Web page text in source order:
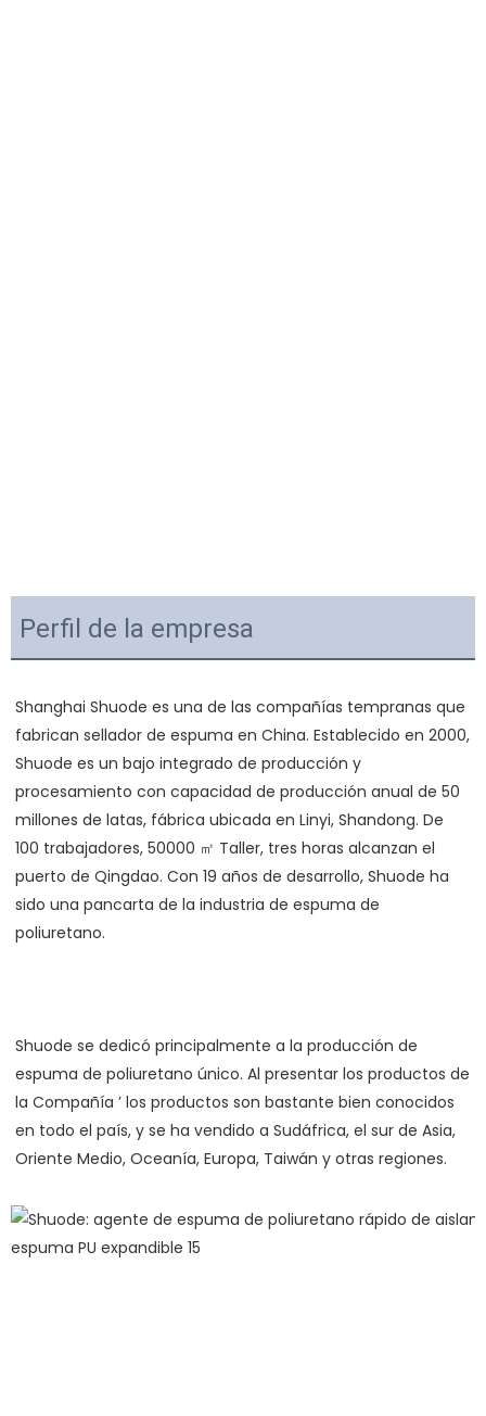
Perfil de la empresa
Shanghai Shuode es una de las compañías tempranas que
fabrican sellador de espuma en China. Establecido en 2000,
Shuode es un bajo integrado de producción y
procesamiento con capacidad de producción anual de 50
millones de latas, fábrica ubicada en Linyi, Shandong. De
100 trabajadores, 50000 ㎡ Taller, tres horas alcanzan el
puerto de Qingdao. Con 19 años de desarrollo, Shuode ha
sido una pancarta de la industria de espuma de
Shuode se dedicó principalmente a la producción de
espuma de poliuretano único. Al presentar los productos de
la Compañía ’ los productos son bastante bien conocidos
en todo el país, y se ha vendido a Sudáfrica, el sur de Asia,